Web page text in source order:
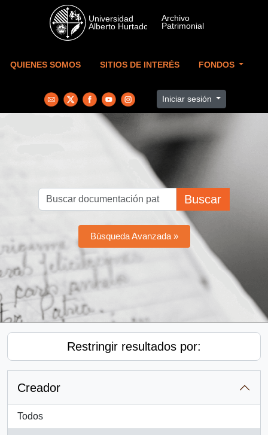
Skip to main content
QUIENES SOMOS SITIOS DE INTERÉS FONDOS
Iniciar sesión
Buscar
Búsqueda Avanzada »
Restringir resultados por:
Creador
Todos